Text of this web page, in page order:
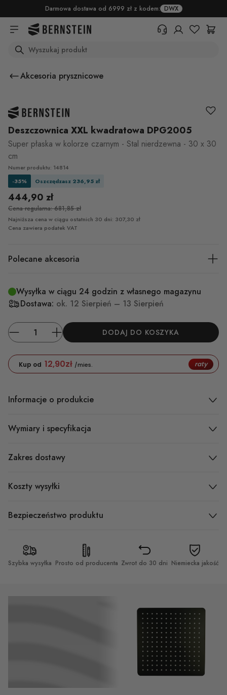
Skip to main contentDarmowa dostawa od 6999 zł z kodem: DWX
Search
Akcesoria prysznicowe
Deszczownica XXL kwadratowa DPG2005
Super płaska w kolorze czarnym - Stal nierdzewna - 30 x 30
cm
Numer produktu: 14814
-35%
Oszczędzasz 236,95 zł
444,90 zł
Cena regularna: 681,85 zł
Najniższa cena w ciągu ostatnich 30 dni: 307,30 zł
Cena zawiera podatek VAT
Polecane akcesoria
Wysyłka w ciągu 24 godzin z własnego magazynu
Dostawa: ok. 12 Sierpień – 13 Sierpień
DODAJ DO KOSZYKA
Kup od 12,90zł /mies. raty
Informacje o produkcie
Wymiary i specyfikacja
Zakres dostawy
Koszty wysyłki
Bezpieczeństwo produktu
Szybka wysyłka Prosto od producenta Zwrot do 30 dni Niemiecka jakość